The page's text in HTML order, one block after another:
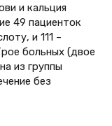
и кальция
49 пациенток
и 111 –
больных (двое
из группы
без